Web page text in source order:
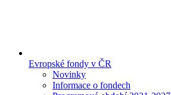
Evropské fondy v ČR
Novinky
Informace o fondech